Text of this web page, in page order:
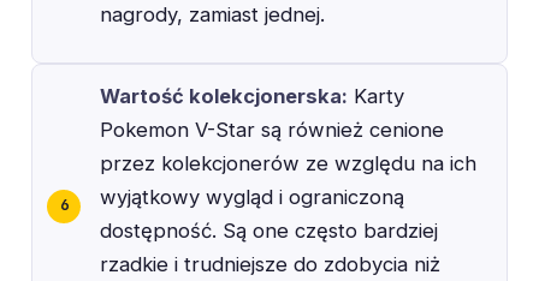
nagrody, zamiast jednej.
Wartość kolekcjonerska: Karty
Pokemon V-Star są również cenione
przez kolekcjonerów ze względu na ich
wyjątkowy wygląd i ograniczoną
dostępność. Są one często bardziej
rzadkie i trudniejsze do zdobycia niż